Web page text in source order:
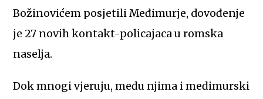
Božinovićem posjetili Međimurje, dovođenje
je 27 novih kontakt-policajaca u romska
naselja.
Dok mnogi vjeruju, među njima i međimurski